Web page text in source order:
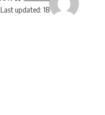
Last updated: 18 مايو، 2026 11:48 م